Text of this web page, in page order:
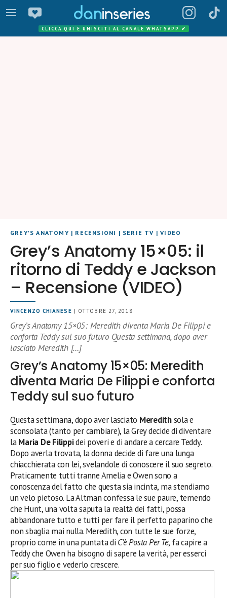
CLICCA QUI E UNISCITI AL CANALE WHATSAPP ✔
GREY'S ANATOMY| RECENSIONI | SERIE TV |VIDEO
Grey’s Anatomy 15×05: il
ritorno di Teddy e Jackson
– Recensione (VIDEO)
VINCENZO CHIANESE | OTTOBRE 27, 2018
Grey’s Anatomy 15×05: Meredith diventa Maria De Filippi e
conforta Teddy sul suo futuro Questa settimana, dopo aver
lasciato Meredith […]
Grey’s Anatomy 15×05: Meredith
diventa Maria De Filippi e conforta
Teddy sul suo futuro
Questa settimana, dopo aver lasciato Meredithsola e
sconsolata (tanto per cambiare), la Grey decide di diventare
laMaria De Filippidei poveri e di andare a cercare Teddy.
Dopo averla trovata, la donna decide di fare una lunga
chiacchierata con lei, svelandole di conoscere il suo segreto.
Praticamente tutti tranne Amelia e Owen sono a
conoscenza del fatto che questa sia incinta, ma stendiamo
un velo pietoso. La Altman confessa le sue paure, temendo
che Hunt, una volta saputa la realtà dei fatti, possa
abbandonare tutto e tutti per fare il perfetto paparino che
non sbaglia mai nulla. Meredith, con tutte le sue forze,
proprio come in una puntata di C’è Posta Per Te, fa capire a
Teddy che Owen ha bisogno di sapere la verità, per esserci
per suo figlio e vederlo crescere.